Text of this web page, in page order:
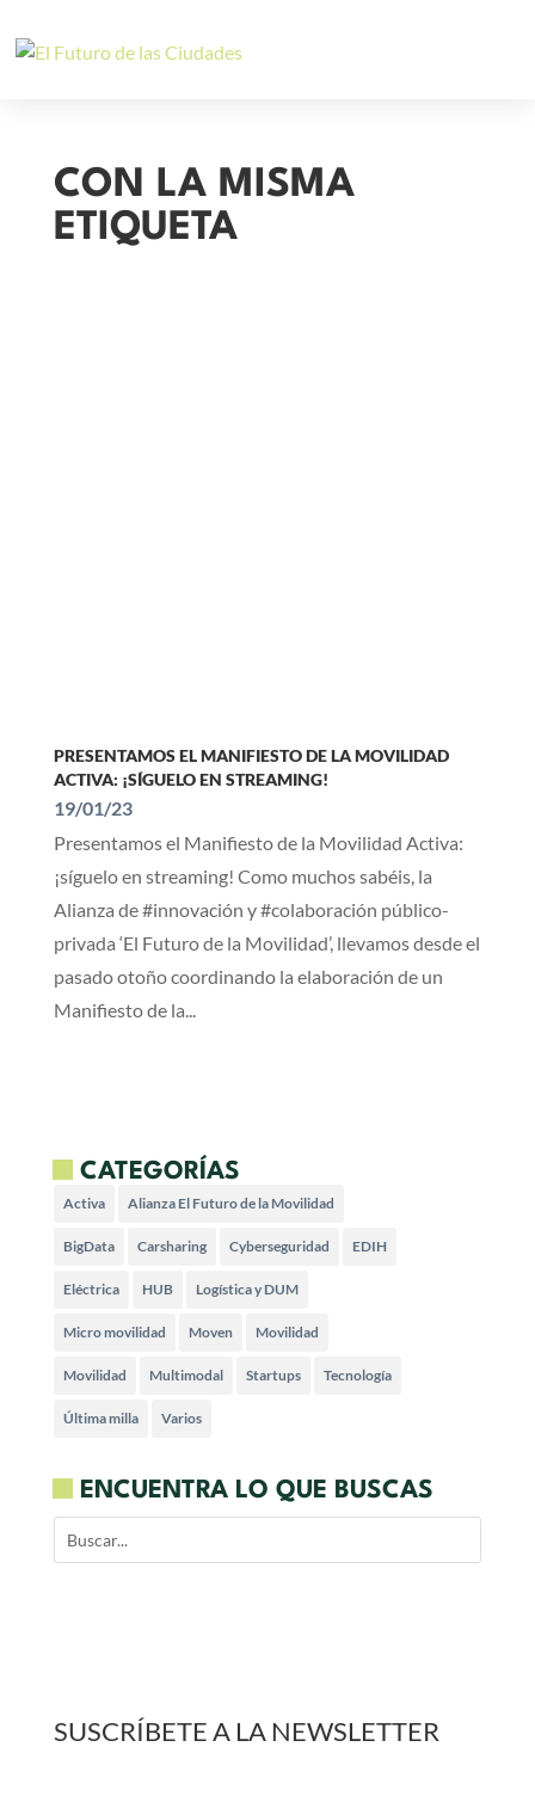
PRESENTAMOS EL MANIFIESTO DE LA MOVILIDAD
ACTIVA: ¡SÍGUELO EN STREAMING!
19/01/23
Presentamos el Manifiesto de la Movilidad Activa:
¡síguelo en streaming! Como muchos sabéis, la
Alianza de #innovación y #colaboración público-
privada ‘El Futuro de la Movilidad’, llevamos desde el
pasado otoño coordinando la elaboración de un
Manifiesto de la...
CATEGORÍAS
Activa Alianza El Futuro de la Movilidad
BigData Carsharing Cyberseguridad EDIH
Eléctrica HUB Logística y DUM
Micro movilidad Moven Movilidad
Movilidad Multimodal Startups Tecnología
Última milla Varios
ENCUENTRA LO QUE BUSCAS
SUSCRÍBETE A LA NEWSLETTER